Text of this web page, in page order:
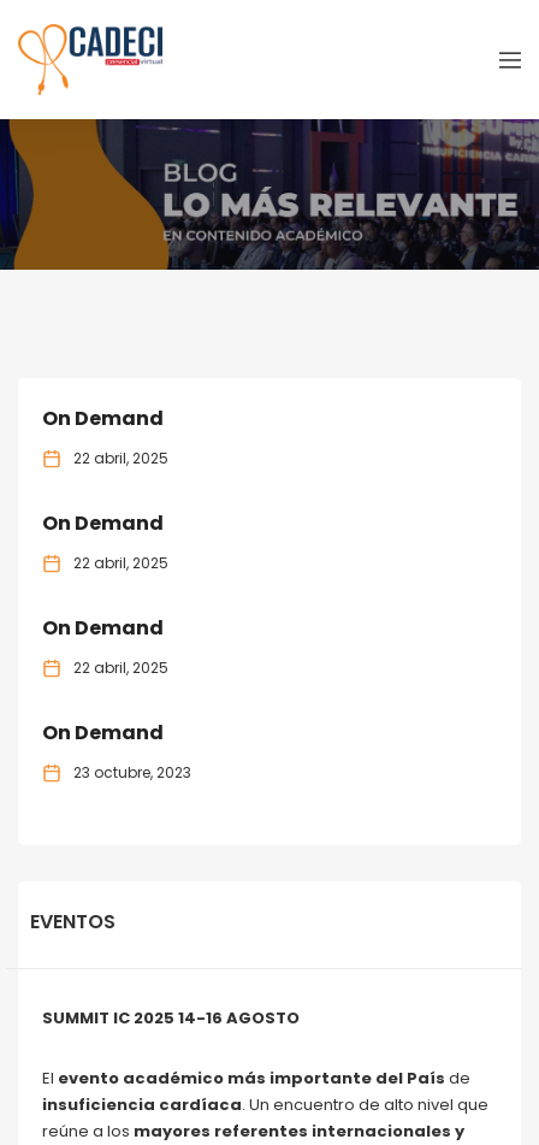
Jacarandas
On Demand
22 abril, 2025
On Demand
22 abril, 2025
On Demand
22 abril, 2025
On Demand
23 octubre, 2023
EVENTOS
SUMMIT IC 2025 14-16 AGOSTO
El evento académico más importante del País de
insuficiencia cardíaca. Un encuentro de alto nivel que
reúne a los mayores referentes internacionales y